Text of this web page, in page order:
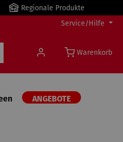
Regionale Produkte
Service/Hilfe
Warenkorb
ANGEBOTE